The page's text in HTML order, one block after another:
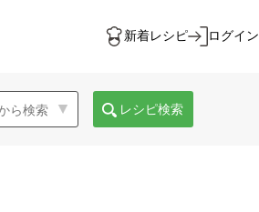
新着レシピ ログイン
レシピ検索